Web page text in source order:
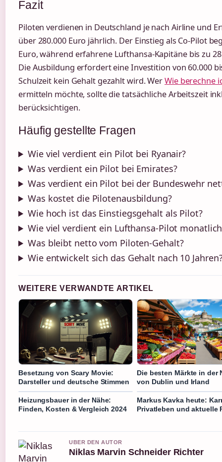
Fazit
Piloten verdienen in Deutschland je nach Airline und
über 280.000 Euro jährlich. Der Einstieg als Co-Pilot
Euro, während erfahrene Lufthansa-Kapitäne bis zu
Die Ausbildung erfordert eine Investition von 60.000
Schulzeit kein Gehalt gezahlt wird. WerWie berechne
ermitteln möchte, sollte die tatsächliche Arbeitszeit
berücksichtigen.
Häufig gestellte Fragen
Wie viel verdient ein Pilot bei Ryanair?
Was verdient ein Pilot bei Emirates?
Was verdient ein Pilot bei der Bundeswehr
Was kostet die Pilotenausbildung?
Wie hoch ist das Einstiegsgehalt als Pilot?
Wie viel verdient ein Lufthansa-Pilot
Was bleibt netto vom Piloten-Gehalt?
Wie entwickelt sich das Gehalt nach 10
WEITERE VERWANDTE ARTIKEL
Besetzung von Scary Movie:
Darsteller und deutsche Stimmen
Die besten Märkte in der
von Dublin und Irland
Heizungsbauer in der Nähe:
Finden, Kosten & Vergleich 2024
Markus Kavka heute:
Privatleben und aktuelle
UBER DEN AUTOR
Niklas Marvin Schneider Richter